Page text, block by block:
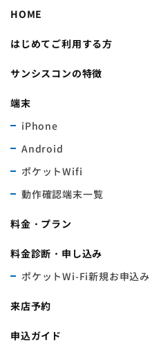
HOME
はじめてご利用する方
サンシスコンの特徴
端末
iPhone
Android
ポケットWifi
動作確認端末一覧
料金・プラン
料金診断・申し込み
ポケットWi-Fi新規お申込み
来店予約
申込ガイド